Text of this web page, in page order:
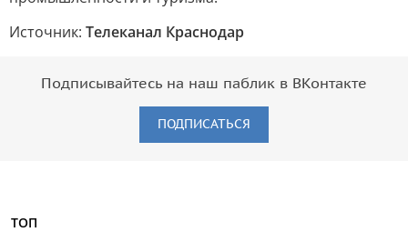
Источник: Телеканал Краснодар
Подписывайтесь на наш паблик в ВКонтакте
ПОДПИСАТЬСЯ
ТОП